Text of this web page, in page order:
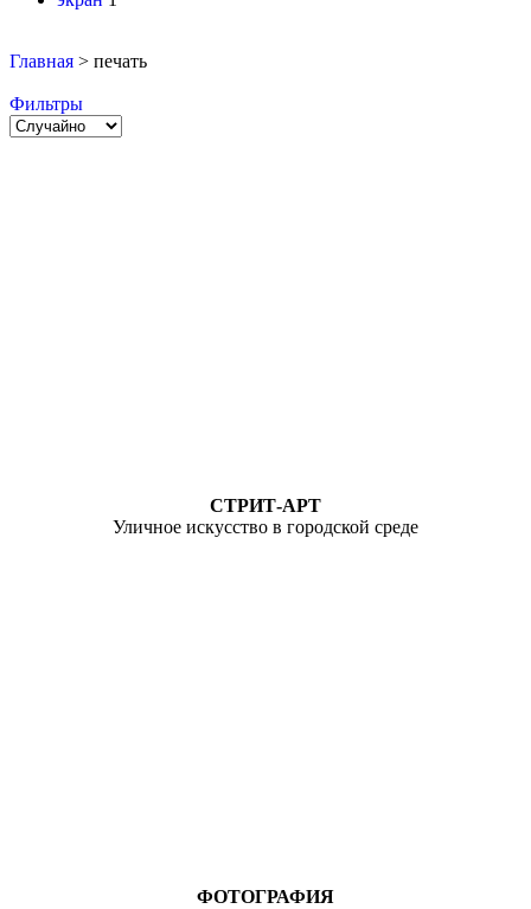
Главная > печать
Фильтры
СТРИТ-АРТ
Уличное искусство в городской среде
ФОТОГРАФИЯ